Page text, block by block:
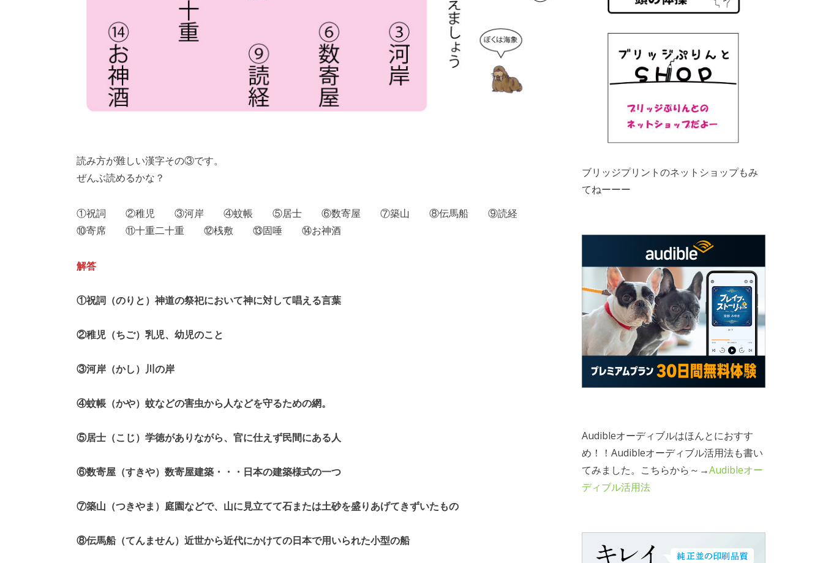
読み方が難しい漢字その③です。
ぜんぶ読めるかな？
①祝詞 ②稚児 ③河岸 ④蚊帳 ⑤居士 ⑥数寄屋 ⑦築山 ⑧伝馬船 ⑨読経
⑩寄席 ⑪十重二十重 ⑫桟敷 ⑬固唾 ⑭お神酒
解答
①祝詞（のりと）神道の祭祀において神に対して唱える言葉
②稚児（ちご）乳児、幼児のこと
③河岸（かし）川の岸
④蚊帳（かや）蚊などの害虫から人などを守るための網。
⑤居士（こじ）学徳がありながら、官に仕えず民間にある人
⑥数寄屋（すきや）数寄屋建築・・・日本の建築様式の一つ
⑦築山（つきやま）庭園などで、山に見立てて石または土砂を盛りあげてきずいたもの
⑧伝馬船（てんません）近世から近代にかけての日本で用いられた小型の船
ブリッジプリントのネットショップもみ
てねーーー
Audibleオーディブルはほんとにおすす
め！！Audibleオーディブル活用法も書い
てみました。こちらから～→Audibleオー
ディブル活用法